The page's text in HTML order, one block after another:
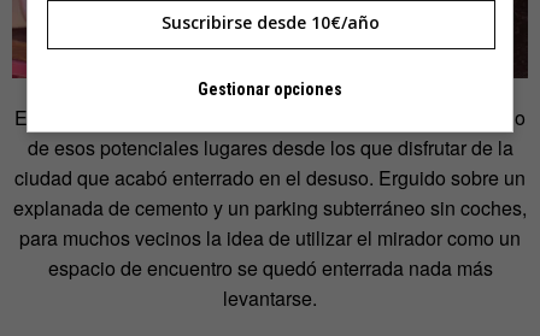
El mirador del Payaso Fofó, en el barrio de Vallecas, es uno
de esos potenciales lugares desde los que disfrutar de la
ciudad que acabó enterrado en el desuso. Erguido sobre un
explanada de cemento y un parking subterráneo sin coches,
para muchos vecinos la idea de utilizar el mirador como un
espacio de encuentro se quedó enterrada nada más
levantarse.
Suscribirse desde 10€/año
Gestionar opciones